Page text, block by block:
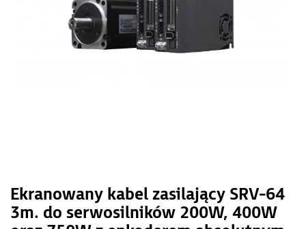
Ekranowany kabel zasilający SRV-64
3m. do serwosilników 200W, 400W